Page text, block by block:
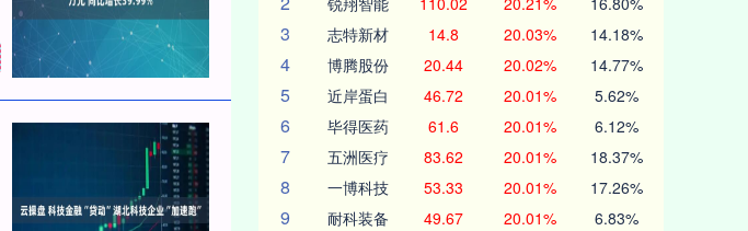
3 志特新材 14.8 20.03% 14.18%
4 博腾股份 20.44 20.02% 14.77%
5 近岸蛋白 46.72 20.01% 5.62%
6 毕得医药 61.6 20.01% 6.12%
7 五洲医疗 83.62 20.01% 18.37%
8 一博科技 53.33 20.01% 17.26%
9 耐科装备 49.67 20.01% 6.83%